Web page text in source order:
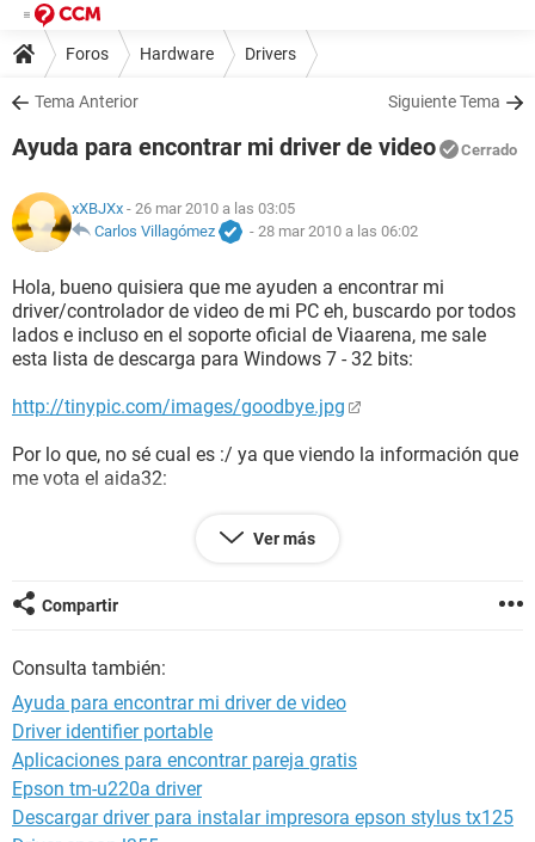
Foros Hardware Drivers
Tema Anterior Siguiente Tema
Ayuda para encontrar mi driver de video Cerrado
xXBJXx - 26 mar 2010 a las 03:05
Carlos Villagómez
- 28 mar 2010 a las 06:02
Hola, bueno quisiera que me ayuden a encontrar mi
driver/controlador de video de mi PC eh, buscardo por todos
lados e incluso en el soporte oficial de Viaarena, me sale
esta lista de descarga para Windows 7 - 32 bits:
http://tinypic.com/images/goodbye.jpg
Por lo que, no sé cual es :/ ya que viendo la información que
me vota el aida32:
http://i41.tinypic.com/1673op.jpg
de la [img1] salen otras letras antes de "VIA"
Gracias.
Ver más
Compartir
Consulta también:
Ayuda para encontrar mi driver de video
Driver identifier portable
Aplicaciones para encontrar pareja gratis
Epson tm-u220a driver
Descargar driver para instalar impresora epson stylus tx125